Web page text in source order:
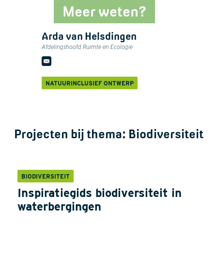
Meer weten?
Arda van Helsdingen
Afdelingshoofd Ruimte en Ecologie
NATUURINCLUSIEF ONTWERP
Projecten bij thema: Biodiversiteit
BIODIVERSITEIT
Inspiratiegids biodiversiteit in
waterbergingen